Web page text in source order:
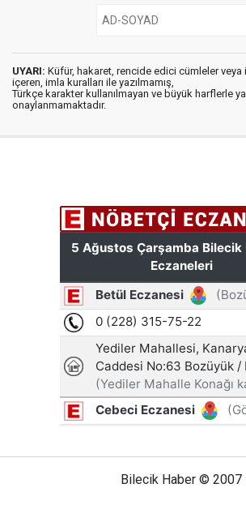
UYARI: Küfür, hakaret, rencide edici cümleler veya
içeren, imla kuralları ile yazılmamış,
Türkçe karakter kullanılmayan ve büyük harflerle
onaylanmamaktadır.
Bilecik Haber © 2007